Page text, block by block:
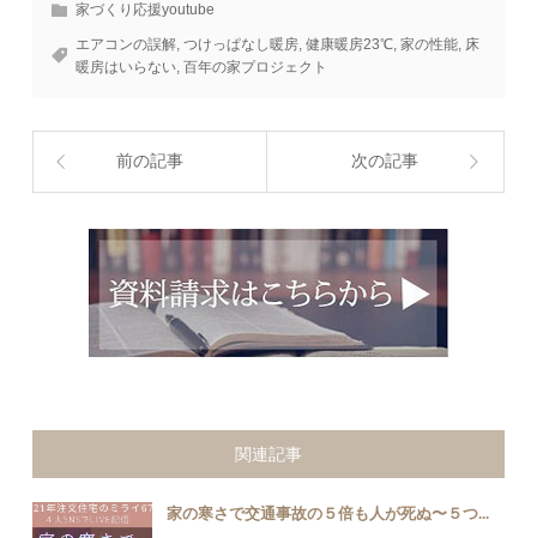
家づくり応援youtube
エアコンの誤解,つけっぱなし暖房,健康暖房23℃,家の性能, 床
暖房はいらない,百年の家プロジェクト
前の記事 次の記事
関連記事
家の寒さで交通事故の５倍も人が死ぬ〜５つ...